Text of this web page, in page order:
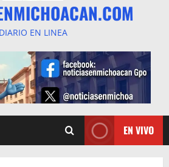
DIARIO EN LINEA
EN VIVO